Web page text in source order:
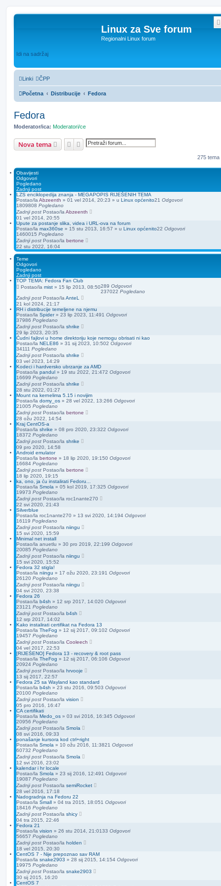
Linux za Sve forum
Regionalni Linux forum
Idi na sadržaj
Linki ČPP
Početna Distribucije Fedora
Fedora
Moderator/ica: Moderatori/ce
Nova tema Pretražnik
Napredno pretraživanje
275 tema
Obavijesti
Odgovori
Pogledano
Zadnji post
LZS enciklopedija znanja - MEGAPOPIS RIJEŠENIH TEMA
Postao/la Abzeenth » 01 vel 2014, 20:23 » u Linux općenito21 Odgovori
1809808 Pogledano
Zadnji post Postao/la Abzeenth
01 vel 2014, 20:55
Upute za postanje slika, videa i URL-ova na forum
Postao/la max360se » 15 stu 2013, 16:57 » u Linux općenito22 Odgovori
1460015 Pogledano
Zadnji post Postao/la bertone
22 stu 2022, 16:04
Teme
Odgovori
Pogledano
Zadnji post
TOP TEMA: Fedora Fan Club
Postao/la mist » 15 lip 2013, 08:50289 Odgovori
237022 Pogledano
Zadnji post Postao/la AnteL
21 kol 2024, 21:17
RH i distribucije temeljene na njemu
Postao/la Spider» 23 lip 2023, 11:491 Odgovori
37986 Pogledano
Zadnji post Postao/la shrike
29 lip 2023, 20:35
Čudni fajlovi u home direktoriju koje nemogu obrisati ni kao
Postao/la NELE86 » 31 sij 2023, 10:502 Odgovori
34111 Pogledano
Zadnji post Postao/la shrike
03 vel 2023, 14:29
Kodeci i hardversko ubrzanje za AMD
Postao/la pandul » 19 stu 2022, 21:472 Odgovori
16699 Pogledano
Zadnji post Postao/la shrike
28 stu 2022, 01:27
Mount na kernelima 5.15 i novijim
Postao/la domy_os » 28 vel 2022, 13:266 Odgovori
21005 Pogledano
Zadnji post Postao/la bertone
28 ožu 2022, 14:54
Kraj CentOS-a
Postao/la shrike » 08 pro 2020, 23:322 Odgovori
18372 Pogledano
Zadnji post Postao/la shrike
09 pro 2020, 14:58
Android emulator
Postao/la bertone » 18 lip 2020, 19:150 Odgovori
16684 Pogledano
Zadnji post Postao/la bertone
18 lip 2020, 19:15
ka, ono, ja ću instalirati Fedoru...
Postao/la Smola » 05 kol 2019, 17:325 Odgovori
19973 Pogledano
Zadnji post Postao/la roc1nante270
22 svi 2020, 21:43
Silverblue
Postao/la roc1nante270 » 13 svi 2020, 14:194 Odgovori
16119 Pogledano
Zadnji post Postao/la niingu
15 svi 2020, 15:59
Minimal net install
Postao/la anuetlu » 30 pro 2019, 22:199 Odgovori
20085 Pogledano
Zadnji post Postao/la niingu
15 svi 2020, 15:52
Fedora 32 stigla!
Postao/la niingu » 17 ožu 2020, 23:191 Odgovori
26120 Pogledano
Zadnji post Postao/la niingu
04 svi 2020, 23:38
Fedora 26
Postao/la b4sh » 12 srp 2017, 14:020 Odgovori
23121 Pogledano
Zadnji post Postao/la b4sh
12 srp 2017, 14:02
Kako instalirati certifikat na Fedora 13
Postao/la TheFog » 12 sij 2017, 09:102 Odgovori
19457 Pogledano
Zadnji post Postao/la Cooleech
04 vel 2017, 22:53
[RIJEŠENO] Fedora 13 - recovery & root pass
Postao/la TheFog » 12 sij 2017, 06:106 Odgovori
20924 Pogledano
Zadnji post Postao/la hrvooje
13 sij 2017, 22:57
Fedora 25 sa Wayland kao standard
Postao/la b4sh » 23 stu 2016, 09:503 Odgovori
20100 Pogledano
Zadnji post Postao/la vision
05 pro 2016, 16:47
CA certifikati
Postao/la Medo_os » 03 svi 2016, 16:345 Odgovori
20956 Pogledano
Zadnji post Postao/la Smola
08 svi 2016, 09:33
ponašanje kursora kod ctrl+right
Postao/la Smola » 10 ožu 2016, 11:3821 Odgovori
60732 Pogledano
Zadnji post Postao/la Smola
12 svi 2016, 23:02
kalendar i hr locale
Postao/la Smola » 23 sij 2016, 12:491 Odgovori
19087 Pogledano
Zadnji post Postao/la semiRocket
28 vel 2016, 17:18
Nadogradnja na Fedoru 22
Postao/la Small » 04 tra 2015, 18:051 Odgovori
18416 Pogledano
Zadnji post Postao/la shicy
04 tra 2015, 22:46
Fedora 21
Postao/la vision » 26 stu 2014, 21:0133 Odgovori
56657 Pogledano
Zadnji post Postao/la holden
18 vel 2015, 20:30
CentOS 7 - Nije prepoznao sav RAM
Postao/la snake2903 » 28 sij 2015, 14:154 Odgovori
19975 Pogledano
Zadnji post Postao/la snake2903
30 sij 2015, 16:20
CentOS 7